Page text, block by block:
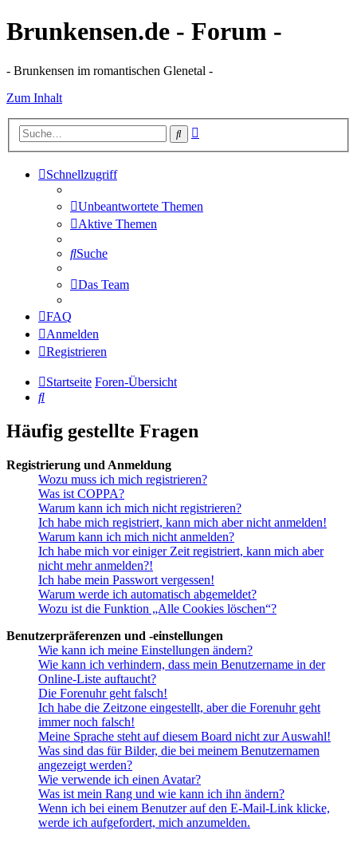
Brunkensen.de - Forum -
- Brunkensen im romantischen Glenetal -
Zum Inhalt
Suche
Schnellzugriff
Unbeantwortete Themen
Aktive Themen
Suche
Das Team
FAQ
Anmelden
Registrieren
Startseite Foren-Übersicht
Suche
Häufig gestellte Fragen
Registrierung und Anmeldung
Wozu muss ich mich registrieren?
Was ist COPPA?
Warum kann ich mich nicht registrieren?
Ich habe mich registriert, kann mich aber nicht anmelden!
Warum kann ich mich nicht anmelden?
Ich habe mich vor einiger Zeit registriert, kann mich aber
nicht mehr anmelden?!
Ich habe mein Passwort vergessen!
Warum werde ich automatisch abgemeldet?
Wozu ist die Funktion „Alle Cookies löschen“?
Benutzerpräferenzen und -einstellungen
Wie kann ich meine Einstellungen ändern?
Wie kann ich verhindern, dass mein Benutzername in der
Online-Liste auftaucht?
Die Forenuhr geht falsch!
Ich habe die Zeitzone eingestellt, aber die Forenuhr geht
immer noch falsch!
Meine Sprache steht auf diesem Board nicht zur Auswahl!
Was sind das für Bilder, die bei meinem Benutzernamen
angezeigt werden?
Wie verwende ich einen Avatar?
Was ist mein Rang und wie kann ich ihn ändern?
Wenn ich bei einem Benutzer auf den E-Mail-Link klicke,
werde ich aufgefordert, mich anzumelden.